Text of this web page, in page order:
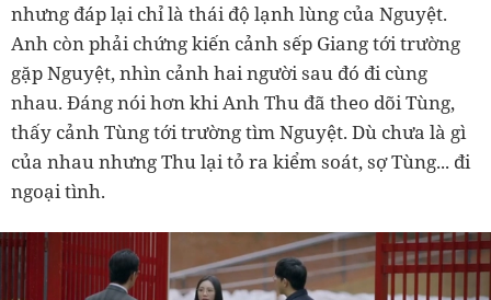
nhưng đáp lại chỉ là thái độ lạnh lùng của Nguyệt.
Anh còn phải chứng kiến cảnh sếp Giang tới trường
gặp Nguyệt, nhìn cảnh hai người sau đó đi cùng
nhau. Đáng nói hơn khi Anh Thu đã theo dõi Tùng,
thấy cảnh Tùng tới trường tìm Nguyệt. Dù chưa là gì
của nhau nhưng Thu lại tỏ ra kiểm soát, sợ Tùng... đi
ngoại tình.